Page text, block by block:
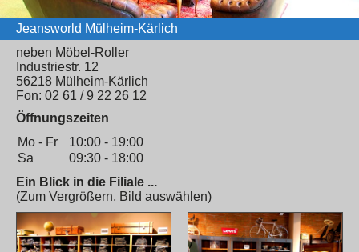
Jeansworld Mülheim-Kärlich
neben Möbel-Roller
Industriestr. 12
56218 Mülheim-Kärlich
Fon: 02 61 / 9 22 26 12
Öffnungszeiten
Mo - Fr
10:00 - 19:00
Sa
09:30 - 18:00
Ein Blick in die Filiale ...
(Zum Vergrößern, Bild auswählen)